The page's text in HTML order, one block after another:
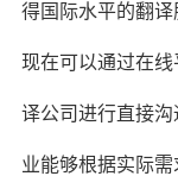
得国际水平的翻
现在可以通过在
译公司进行直接
业能够根据实际